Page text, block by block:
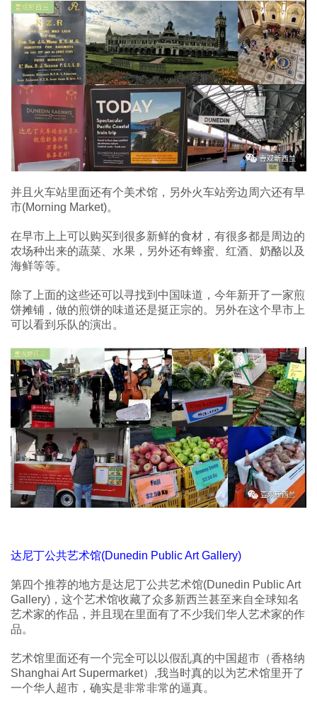
并且火车站里面还有个美术馆，另外火车站旁边周六还有早
市(Morning Market)。
在早市上上可以购买到很多新鲜的食材，有很多都是周边的
农场种出来的蔬菜、水果，另外还有蜂蜜、红酒、奶酪以及
海鲜等等。
除了上面的这些还可以寻找到中国味道，今年新开了一家煎
饼摊铺，做的煎饼的味道还是挺正宗的。另外在这个早市上
可以看到乐队的演出。
达尼丁公共艺术馆(Dunedin Public Art Gallery)
第四个推荐的地方是达尼丁公共艺术馆(Dunedin Public Art
Gallery)，这个艺术馆收藏了众多新西兰甚至来自全球知名
艺术家的作品，并且现在里面有了不少我们华人艺术家的作
品。
艺术馆里面还有一个完全可以以假乱真的中国超市（香格纳
Shanghai Art Supermarket）,我当时真的以为艺术馆里开了
一个华人超市，确实是非常非常的逼真。